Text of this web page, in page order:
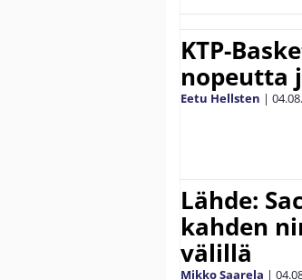
KTP-
nopeutta
Eetu Hellsten |
Lähde:
kahden
välillä
Mikko Saarela |